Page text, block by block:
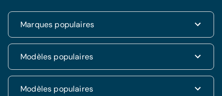
Marques populaires
Renault
Dacia
Volkswagen
Modèles populaires
Renault Clio
Modèles populaires